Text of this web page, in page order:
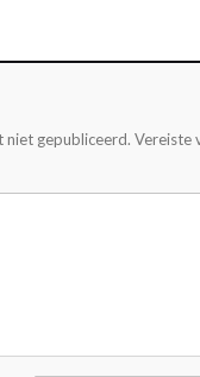
niet gepubliceerd. Vereiste